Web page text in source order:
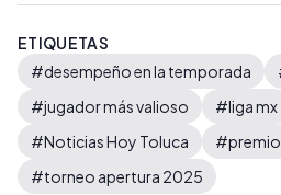
ETIQUETAS
#desempeño en la temporada
#jugador más valioso
#liga mx
#Noticias Hoy Toluca
#torneo apertura 2025